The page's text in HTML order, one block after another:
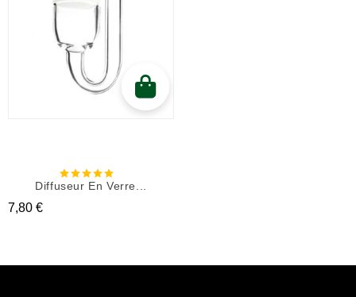
Diffuseur En Verre...
Prix
7,80 €